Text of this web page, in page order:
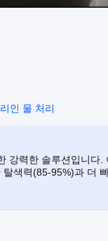
인 물 처리
강력한 솔루션입니다
색력(85-95%)과 더